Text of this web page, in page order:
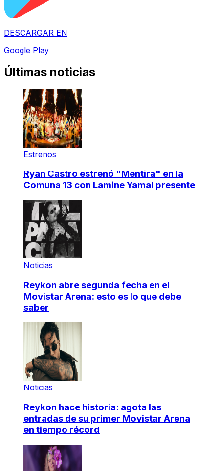
DESCARGAR EN
Google Play
Últimas noticias
Estrenos
Ryan Castro estrenó "Mentira" en la
Comuna 13 con Lamine Yamal presente
Noticias
Reykon abre segunda fecha en el
Movistar Arena: esto es lo que debe
saber
Noticias
Reykon hace historia: agota las
entradas de su primer Movistar Arena
en tiempo récord